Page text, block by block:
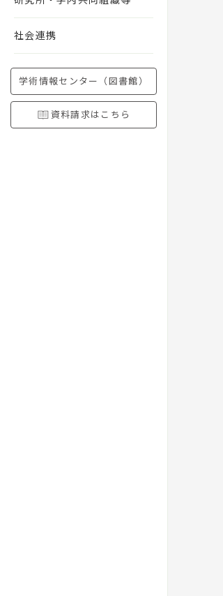
社会連携
学術情報センター（図書館）
資料請求はこちら